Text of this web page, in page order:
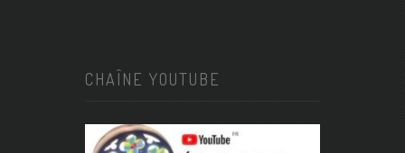
CHAÎNE YOUTUBE